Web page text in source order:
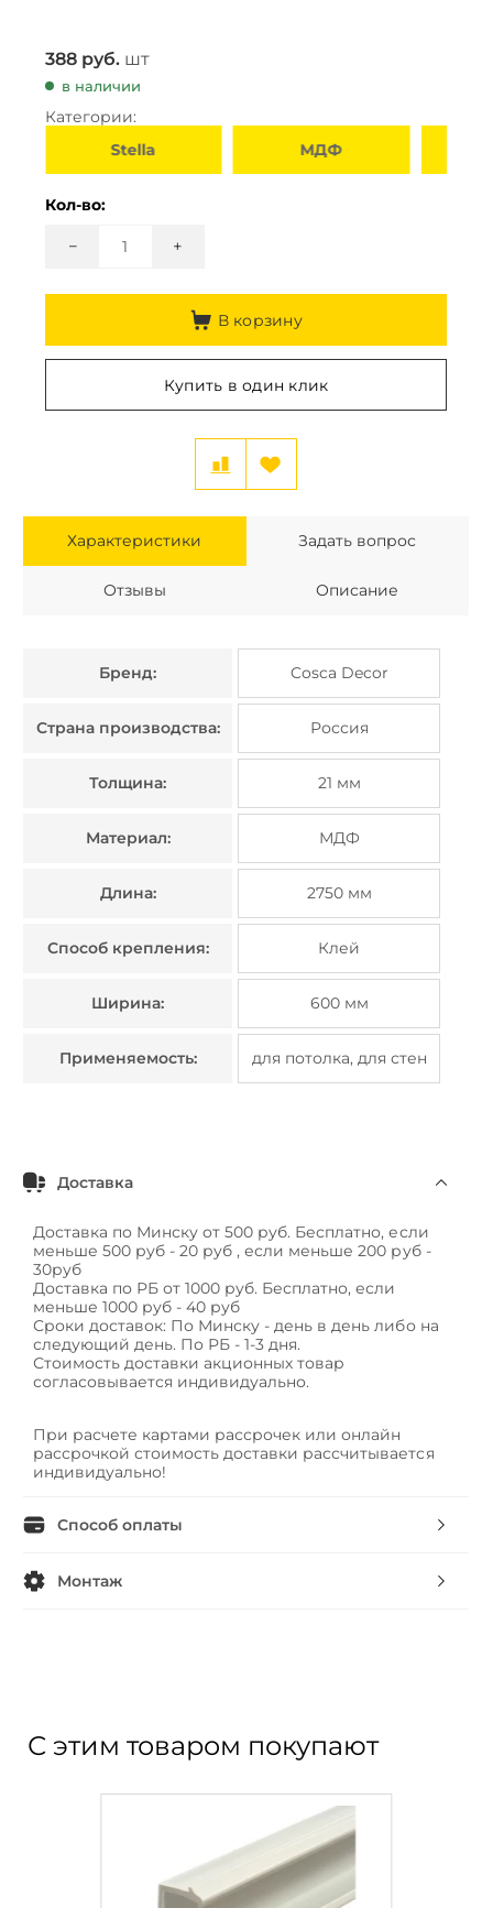
388 руб. шт
в наличии
Категории:
МДФ
Для потолка
Кол-во:
+
−
В корзину
Купить в один клик
Доставка
Доставка по Минску от 500 руб. Бесплатно, если
меньше 500 руб - 20 руб , если меньше 200 руб -
30руб
Доставка по РБ от 1000 руб. Бесплатно, если
меньше 1000 руб - 40 руб
Сроки доставок: По Минску - день в день либо на
следующий день. По РБ - 1-3 дня.
Стоимость доставки акционных товар
согласовывается индивидуально.
При расчете картами рассрочек или онлайн
рассрочкой стоимость доставки рассчитывается
индивидуально!
Способ оплаты
Монтаж
Характеристики Задать вопрос
Отзывы Описание
Бренд: Cosca Decor
Страна производства: Россия
Толщина: 21 мм
Материал: МДФ
Длина: 2750 мм
Способ крепления: Клей
Ширина: 600 мм
Применяемость: для потолка, для стен
С этим товаром покупают